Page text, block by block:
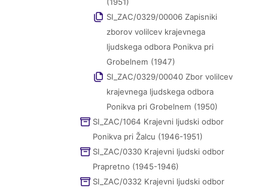
(1951)
SI_ZAC/0329/00006 Zapisniki
zborov volilcev krajevnega
ljudskega odbora Ponikva pri
Grobelnem (1947)
SI_ZAC/0329/00040 Zbor volilcev
krajevnega ljudskega odbora
Ponikva pri Grobelnem (1950)
SI_ZAC/1064 Krajevni ljudski odbor
Ponikva pri Žalcu (1946-1951)
SI_ZAC/0330 Krajevni ljudski odbor
Prapretno (1945-1946)
SI_ZAC/0332 Krajevni ljudski odbor